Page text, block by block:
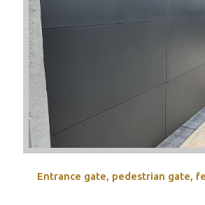
Entrance gate, pedestrian gate,